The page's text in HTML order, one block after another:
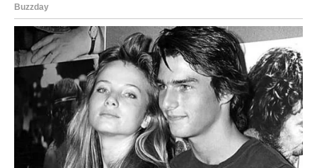
Pred vama su veoma važni trenuci sreće.
VODOLIJA
Zvijezde vam donose neočekivanu vijest ili priliku koja bi
vam mogla potpuno promijeniti budućnost.
Jedna situacija sada vam pokazuje da ništa nije bilo